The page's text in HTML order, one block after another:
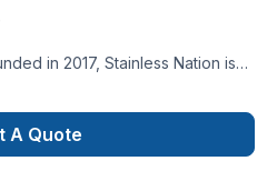
unparalleled expertise,
and Switzerland. Having
the world to develop
A Quote